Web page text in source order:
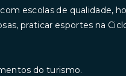
escolas de qualidade,
praticar esportes na
do turismo.